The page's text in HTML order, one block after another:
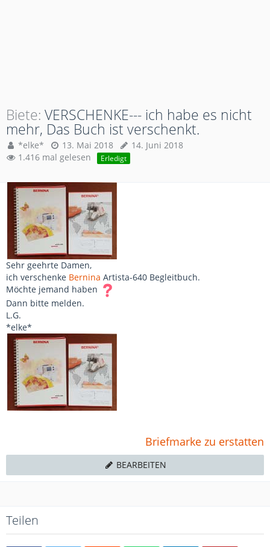
Biete VERSCHENKE--- ich habe es nicht
mehr, Das Buch ist verschenkt.
*elke* 13. Mai 2018
14. Juni 2018
1.416 mal gelesen
Erledigt
Sehr geehrte Damen,
ich verschenke Bernina Artista-640 Begleitbuch.
Möchte jemand haben
Dann bitte melden.
L.G.
*elke*
Briefmarke zu erstatten
BEARBEITEN
Teilen